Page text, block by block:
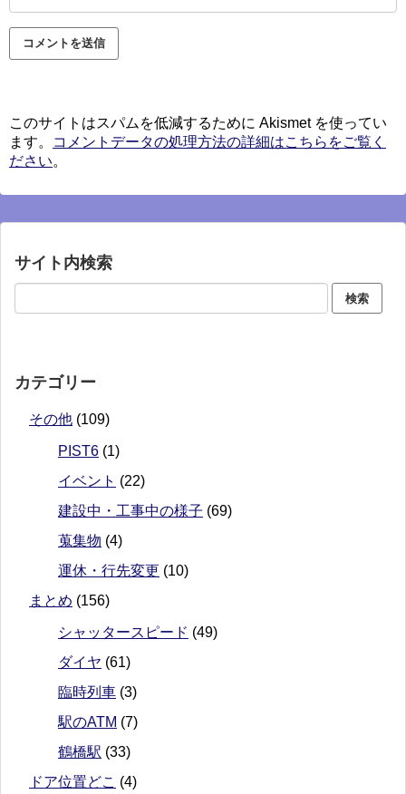
このサイトはスパムを低減するために Akismet を使ってい
ます。
コメントデータの処理方法の詳細はこちらをご覧く
ださい。
サイト内検索
カテゴリー
その他 (109)
PIST6 (1)
イベント (22)
建設中・工事中の様子 (69)
蒐集物 (4)
運休・行先変更 (10)
まとめ (156)
シャッタースピード (49)
ダイヤ (61)
臨時列車 (3)
駅のATM (7)
鶴橋駅 (33)
ドア位置どこ (4)